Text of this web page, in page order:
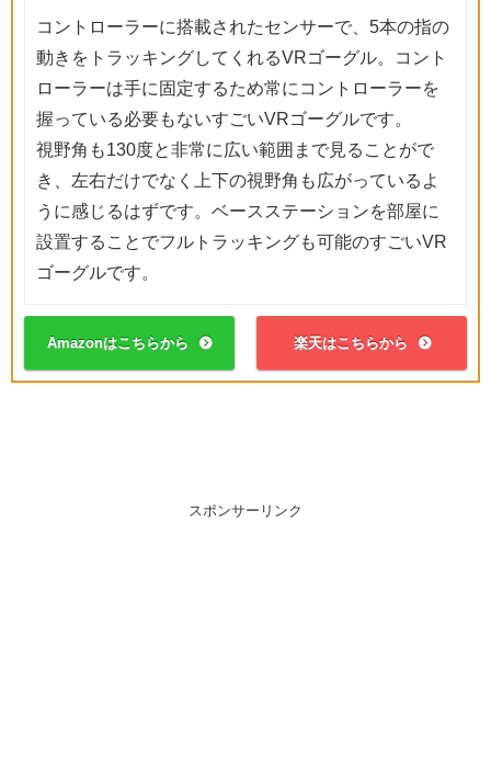
コントローラーに搭載されたセンサーで、5本の指の
動きをトラッキングしてくれるVRゴーグル。コント
ローラーは手に固定するため常にコントローラーを
握っている必要もないすごいVRゴーグルです。
視野角も130度と非常に広い範囲まで見ることがで
き、左右だけでなく上下の視野角も広がっているよ
うに感じるはずです。ベースステーションを部屋に
設置することでフルトラッキングも可能のすごいVR
ゴーグルです。
Amazonはこちらから 楽天はこちらから
スポンサーリンク